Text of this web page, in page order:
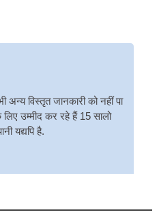
अन्य विस्तृत जानकारी को नहीं पा
उम्मीद कर रहे हैं 15 सालो
यद्यपि है.